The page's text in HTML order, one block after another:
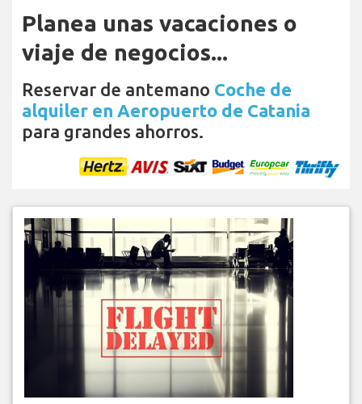
Planea unas vacaciones o
viaje de negocios...
Reservar de antemano Coche de
alquiler en Aeropuerto de Catania
para grandes ahorros.